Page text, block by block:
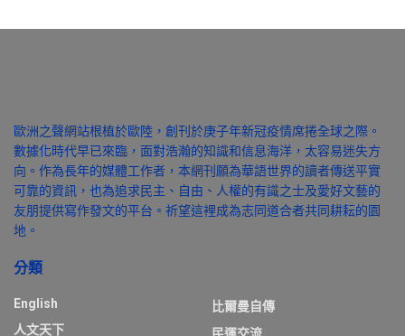
歐洲之聲網站根植於歐陸，創刊於庚子年新冠疫情席捲全球之際。
數據化時代早已來臨，面對浩瀚的知識和信息海洋，太容易迷失方
向。作為長年的媒體工作者，本網刊願為華語世界的讀者傳送平實
可靠的資訊，也為追求民主、自由、人權的有識之士及愛好文藝的
友朋提供寫作發文的平台。祈望這裡成為志同道合者共同耕耘的園
地。
分類
English
人文天下
比爾曼自傳